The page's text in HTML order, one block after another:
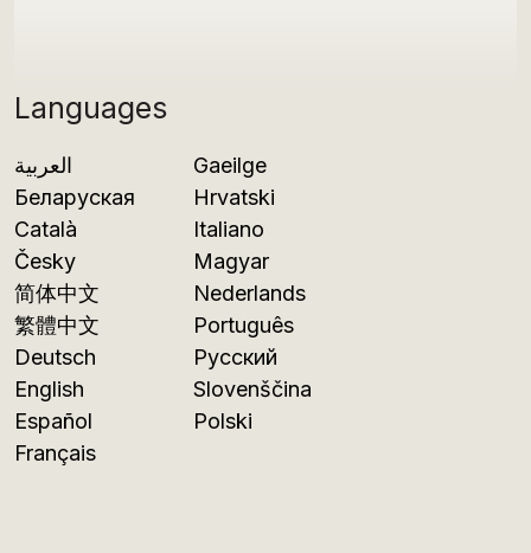
Languages
العربية
Беларуская
Català
Česky
简体中文
繁體中文
Deutsch
English
Español
Français
Gaeilge
Hrvatski
Italiano
Magyar
Nederlands
Português
Русский
Slovenščina
Polski